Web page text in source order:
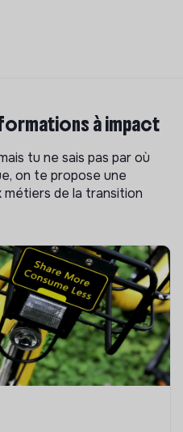
à impact
tu ne sais pas par où
on te propose une
de la transition